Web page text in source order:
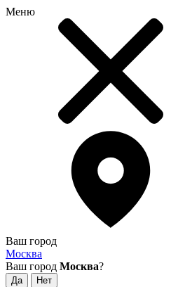
Меню
Ваш город
Москва
Ваш город Москва?